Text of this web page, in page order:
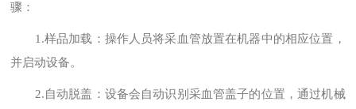
骤：
1.样品加载：操作人员将采血管放置在机器中的相应位置，
并启动设备。
2.自动脱盖：设备会自动识别采血管盖子的位置，通过机械